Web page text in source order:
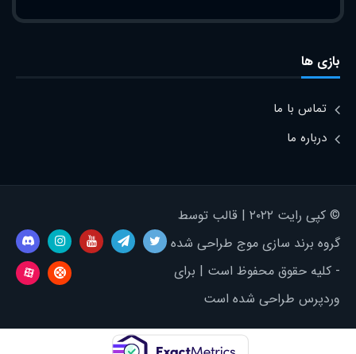
بازی ها
تماس با ما
درباره ما
© کپی رایت ۲۰۲۲ | قالب توسط
گروه برند سازی موج طراحی شده
- کلیه حقوق محفوظ است | برای
وردپرس طراحی شده است